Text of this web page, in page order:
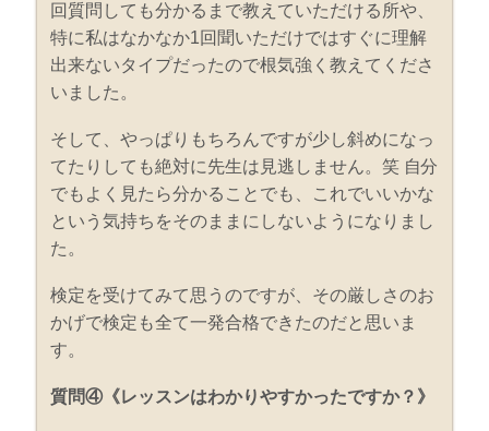
回質問しても分かるまで教えていただける所や、
特に私はなかなか1回聞いただけではすぐに理解
出来ないタイプだったので根気強く教えてくださ
いました。
そして、やっぱりもちろんですが少し斜めになっ
てたりしても絶対に先生は見逃しません。笑 自分
でもよく見たら分かることでも、これでいいかな
という気持ちをそのままにしないようになりまし
た。
検定を受けてみて思うのですが、その厳しさのお
かげで検定も全て一発合格できたのだと思いま
す。
質問④《レッスンはわかりやすかったですか？》